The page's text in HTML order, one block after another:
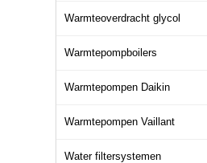
Warmteoverdracht glycol
Warmtepompboilers
Warmtepompen Daikin
Warmtepompen Vaillant
Water filtersystemen